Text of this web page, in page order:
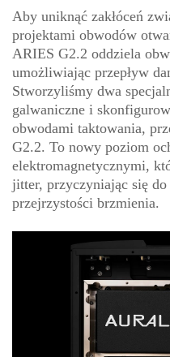
Aby uniknąć zakłóceń
projektami obwodów
ARIES G2.2 oddziela
umożliwiając przepływ
Stworzyliśmy dwa
galwaniczne i
obwodami taktowania,
G2.2. To nowy poziom
elektromagnetycznymi,
jitter, przyczyniając się
przejrzystości brzmienia.